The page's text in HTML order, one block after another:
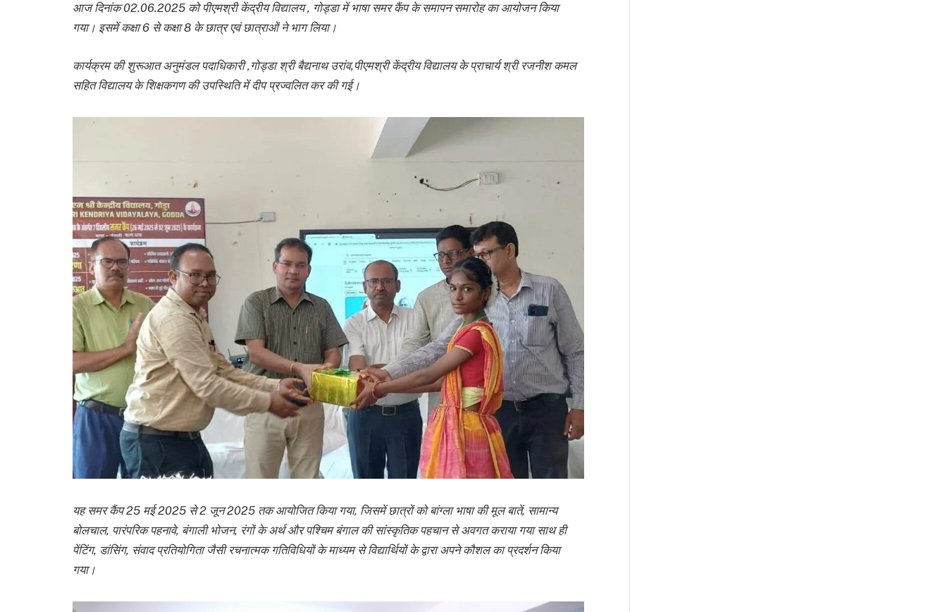
आज दिनांक 02.06.2025 को पीएमश्री केंद्रीय विद्यालय , गोड्डा में भाषा समर कैंप के समापन समारोह का आयोजन किया
गया। इसमें कक्षा 6 से कक्षा 8 के छात्र एवं छात्राओं ने भाग लिया।
कार्यक्रम की शुरूआत अनुमंडल पदाधिकारी ,गोड्डा श्री बैद्यनाथ उरांव,पीएमश्री केंद्रीय विद्यालय के प्राचार्य श्री रजनीश कमल
सहित विद्यालय के शिक्षकगण की उपस्थिति में दीप प्रज्वलित कर की गई।
यह समर कैंप 25 मई 2025 से 2 जून 2025 तक आयोजित किया गया, जिसमें छात्रों को बांग्ला भाषा की मूल बातें, सामान्य
बोलचाल, पारंपरिक पहनावे, बंगाली भोजन, रंगों के अर्थ और पश्चिम बंगाल की सांस्कृतिक पहचान से अवगत कराया गया साथ ही
पेंटिंग, डांसिंग, संवाद प्रतियोगिता जैसी रचनात्मक गतिविधियों के माध्यम से विद्यार्थियों के द्वारा अपने कौशल का प्रदर्शन किया
गया।